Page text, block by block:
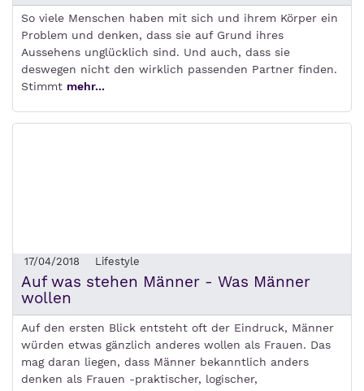
So viele Menschen haben mit sich und ihrem Körper ein
Problem und denken, dass sie auf Grund ihres
Aussehens unglücklich sind. Und auch, dass sie
deswegen nicht den wirklich passenden Partner finden.
Stimmt mehr...
17/04/2018 Lifestyle
Auf was stehen Männer - Was Männer
wollen
Auf den ersten Blick entsteht oft der Eindruck, Männer
würden etwas gänzlich anderes wollen als Frauen. Das
mag daran liegen, dass Männer bekanntlich anders
denken als Frauen -praktischer, logischer,